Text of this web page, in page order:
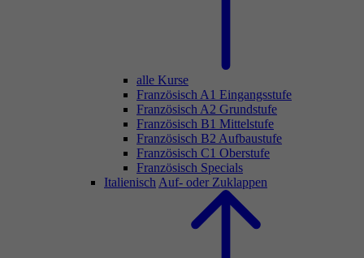
alle Kurse
Französisch A1 Eingangsstufe
Französisch A2 Grundstufe
Französisch B1 Mittelstufe
Französisch B2 Aufbaustufe
Französisch C1 Oberstufe
Französisch Specials
Italienisch Auf- oder Zuklappen